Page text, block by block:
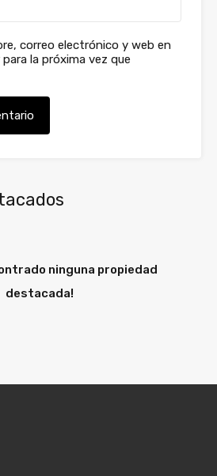
correo electrónico y web en
la próxima vez que
ninguna propiedad
destacada!